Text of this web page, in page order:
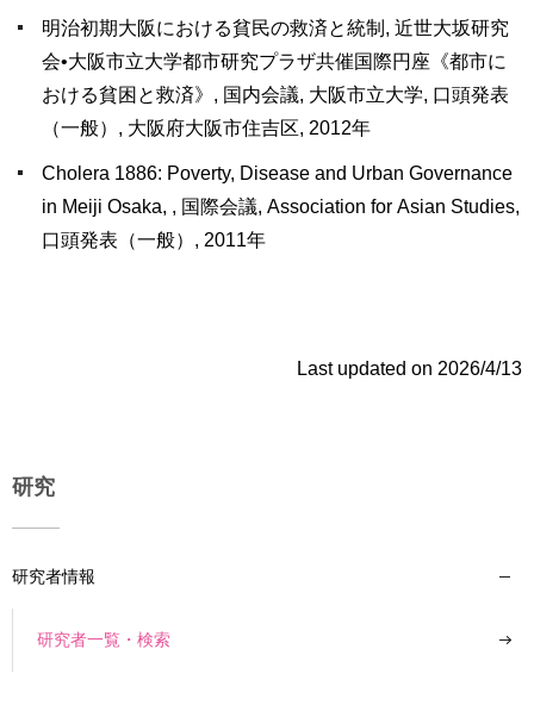
明治初期大阪における貧民の救済と統制, 近世大坂研究
会•大阪市立大学都市研究プラザ共催国際円座《都市に
おける貧困と救済》, 国内会議, 大阪市立大学, 口頭発表
（一般）, 大阪府大阪市住吉区, 2012年
Cholera 1886: Poverty, Disease and Urban Governance
in Meiji Osaka, , 国際会議, Association for Asian Studies,
口頭発表（一般）, 2011年
Last updated on 2026/4/13
研究
研究者情報
研究者一覧・検索